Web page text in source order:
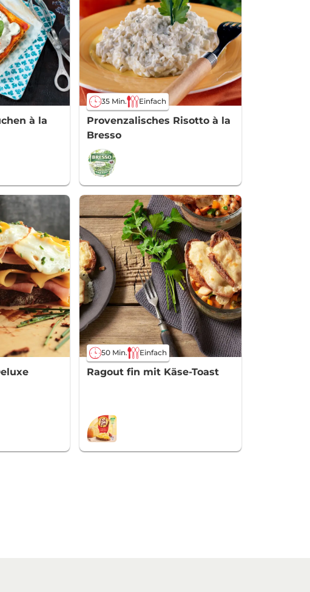
à la
35 Min. Einfach
Provenzalisches Risotto à la
Bresso
50 Min. Einfach
Ragout fin mit Käse-Toast